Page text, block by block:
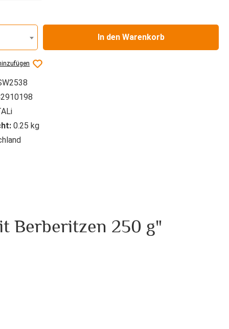
In den Warenkorb
0.25 kg
Berberitzen 250 g"